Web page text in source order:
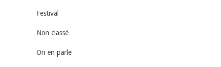
Festival
Non classé
On en parle